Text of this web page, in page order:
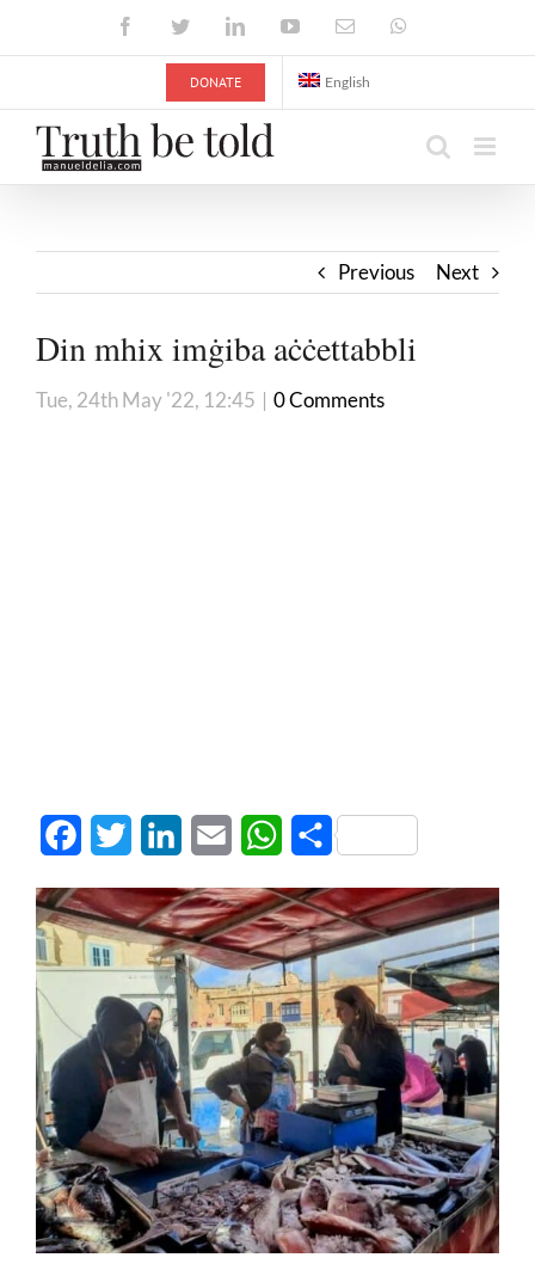
FacebookTwitterLinkedInYouTubeEmail
DONATE English
Previous Next
Din mhix imġiba aċċettabbli
Tue, 24th May '22, 12:45 | 0 Comments
FacebookTwitter LinkedInEmail WhatsApp
Share